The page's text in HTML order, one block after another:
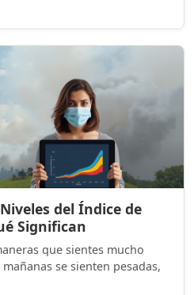
del Índice de
Significan
que sientes mucho
se sienten pesadas,